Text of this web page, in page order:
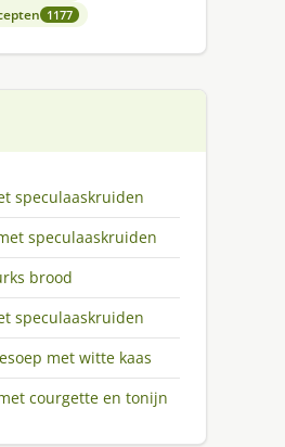
1177
speculaaskruiden
speculaaskruiden
brood
speculaaskruiden
met witte kaas
courgette en tonijn